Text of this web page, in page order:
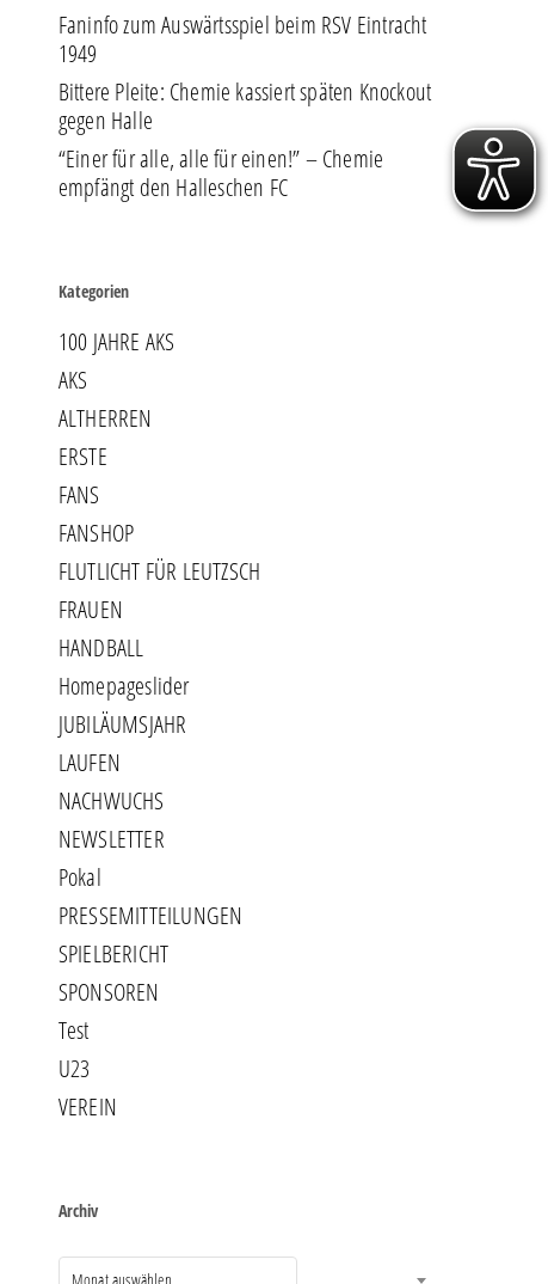
Faninfo zum Auswärtsspiel beim RSV Eintracht
1949
Bittere Pleite: Chemie kassiert späten Knockout
gegen Halle
“Einer für alle, alle für einen!” – Chemie
empfängt den Halleschen FC
Kategorien
100 JAHRE AKS
AKS
ALTHERREN
ERSTE
FANS
FANSHOP
FLUTLICHT FÜR LEUTZSCH
FRAUEN
HANDBALL
Homepageslider
JUBILÄUMSJAHR
LAUFEN
NACHWUCHS
NEWSLETTER
Pokal
PRESSEMITTEILUNGEN
SPIELBERICHT
SPONSOREN
Test
U23
VEREIN
Archiv